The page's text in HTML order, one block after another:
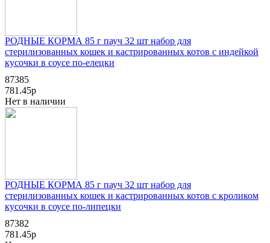
РОДНЫЕ КОРМА 85 г пауч 32 шт набор для
стерилизованных кошек и кастрированных котов с индейкой
кусочки в соусе по-елецки
87385
781.45р
Нет в наличии
РОДНЫЕ КОРМА 85 г пауч 32 шт набор для
стерилизованных кошек и кастрированных котов с кроликом
кусочки в соусе по-липецки
87382
781.45р